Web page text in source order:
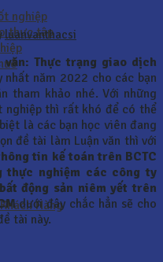
nghiệp
thực tập
Hàng
luanvanthacsi
Thực trạng giao dịch
nhất năm 2022 cho các bạn
tham khảo nhé. Với những
nghiệp thì rất khó để có thể
là các bạn học viên đang
đề tài làm Luận văn thì với
tin kế toán trên BCTC
thực nghiệm các công ty
động sản niêm yết trên
dưới đây chắc hẳn sẽ cho
tài này.